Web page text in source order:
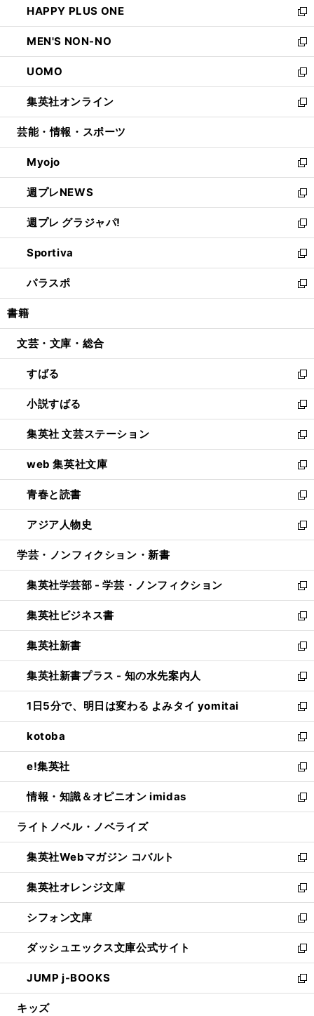
く
で
開
く
ド
ウ
で
開
く
ィ
ン
ド
ウ
で
開
く
い
ウ
ィ
ン
ド
ウ
で
開
HAPPY PLUS ONE
新
し
い
ウ
ィ
ン
ド
ウ
開
く
MEN'S NON-NO
新
し
い
ウ
ィ
ン
ウ
で
開
く
UOMO
新
し
い
ウ
ン
ド
ウ
で
開
く
集英社オンライン
新
し
ウ
ィ
ン
ド
ウ
で
開
く
芸能・情報・スポーツ
Myojo
新
し
い
ウ
ィ
ン
ド
ウ
で
開
週プレNEWS
新
し
い
ウ
ィ
ン
ド
ウ
開
週プレ グラジャパ!
新
し
い
ウ
ィ
ン
ウ
開
く
Sportiva
新
し
い
ウ
ン
ウ
で
開
く
パラスポ
新
し
ウ
ン
ド
ウ
で
開
く
書籍
文芸・文庫・総合
すばる
新
し
い
ウ
ィ
ン
ド
ウ
で
開
く
小説すばる
新
し
い
ウ
ィ
ン
ド
ウ
で
開
集英社 文芸ステーション
新
し
い
ウ
ィ
ン
ド
ウ
開
く
web 集英社文庫
新
し
い
ウ
ィ
ン
ウ
で
開
く
青春と読書
新
し
い
ウ
ン
ド
ウ
で
開
く
アジア人物史
新
し
ウ
ィ
ン
ド
ウ
で
開
く
学芸・ノンフィクション・新書
集英社学芸部 - 学芸・ノンフィクション
新
し
い
ウ
ィ
ン
ド
ウ
で
開
く
集英社ビジネス書
新
し
い
ウ
ィ
ン
ド
ウ
で
開
く
集英社新書
新
し
い
ウ
ィ
ン
ド
ウ
で
開
く
集英社新書プラス - 知の水先案内人
新
し
い
ウ
ィ
ン
ド
ウ
で
開
1日5分で、明日は変わる よみタイ yomitai
新
し
い
ウ
ィ
ン
ド
ウ
開
く
kotoba
新
し
い
ウ
ィ
ン
ウ
で
開
く
e!集英社
新
し
い
ウ
ン
ド
ウ
で
開
く
情報・知識＆オピニオン imidas
新
し
ウ
ィ
ン
ド
ウ
で
開
く
ライトノベル・ノベライズ
集英社Webマガジン コバルト
新
し
い
ウ
ィ
ン
ド
ウ
で
開
集英社オレンジ文庫
新
し
い
ウ
ィ
ン
ド
ウ
シフォン文庫
新
し
い
ウ
ィ
ン
ダッシュエックス文庫公式サイト
新
し
い
ウ
JUMP j-BOOKS
新
し
キッズ